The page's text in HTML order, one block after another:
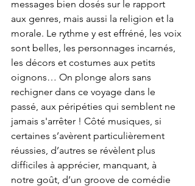
messages bien dosés sur le rapport
aux genres, mais aussi la religion et la
morale. Le rythme y est effréné, les voix
sont belles, les personnages incarnés,
les décors et costumes aux petits
oignons… On plonge alors sans
rechigner dans ce voyage dans le
passé, aux péripéties qui semblent ne
jamais s'arrêter ! Côté musiques, si
certaines s’avèrent particulièrement
réussies, d’autres se révèlent plus
difficiles à apprécier, manquant, à
notre goût, d’un groove de comédie